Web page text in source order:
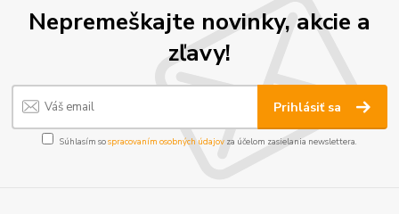
Nepremeškajte novinky, akcie a
zľavy!
Prihlásiť sa
Súhlasím sospracovaním osobných údajov za účelom zasielania newslettera.